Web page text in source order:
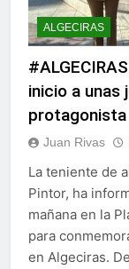
ALGECIRAS
inicio a unas
protagonista
Juan Rivas
La teniente de
Pintor, ha
mañana en la
para
en Algeciras.